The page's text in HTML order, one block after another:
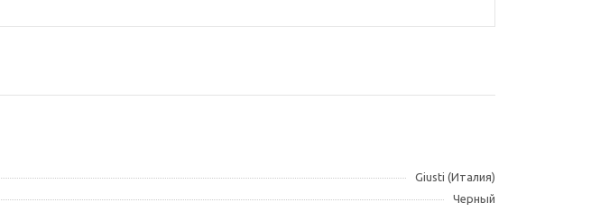
Giusti (Италия)
Черный